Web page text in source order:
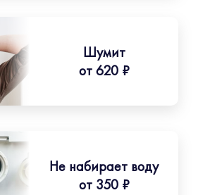
Шумит
от 620 ₽
Не набирает воду
от 350 ₽